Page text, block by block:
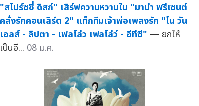
"สไปร์ซซี่ ดิสก์" เสิร์ฟความหวานใน "มาม่า พรีเซนต์
คลั่งรักคอนเสิร์ต 2" แท็กทีมเจ้าพ่อเพลงรัก "โน วัน
เอลส์ - ลิปตา - เฟลโล่ว เฟลโล่ว์ - อีทีซี" — ยกให้
เป็นอี... 08 ม.ค.